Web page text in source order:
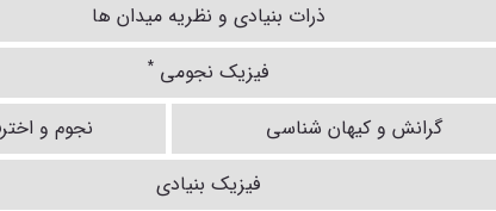
ذرات بنیادی و نظریه میدان ها
فیزیک نجومی *
گرانش و کیهان شناسی
نجوم و
فیزیک بنیادی